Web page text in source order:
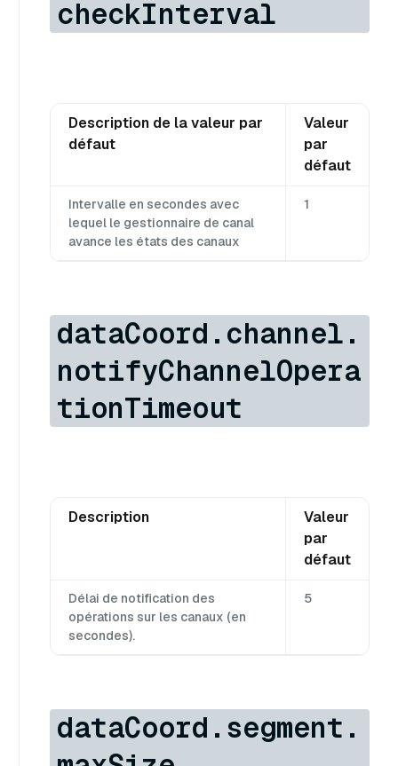
checkInterval
Description de la valeur par
défaut
Valeur
par
défaut
Intervalle en secondes avec
lequel le gestionnaire de canal
avance les états des canaux
1
dataCoord.channel.
notifyChannelOpera
tionTimeout
Description
Valeur
par
défaut
Délai de notification des
opérations sur les canaux (en
secondes).
5
dataCoord.segment.